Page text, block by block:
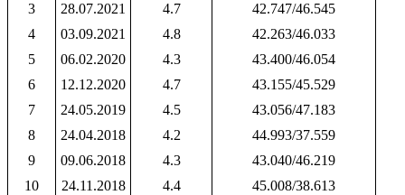
3
28.07.2021 4.7
42.747/46.545
4
03.09.2021 4.8
42.263/46.033
5
06.02.2020 4.3
43.400/46.054
6
12.12.2020 4.7
43.155/45.529
7
24.05.2019 4.5
43.056/47.183
8
24.04.2018 4.2
44.993/37.559
9
09.06.2018 4.3
43.040/46.219
10
24.11.2018 4.4
45.008/38.613